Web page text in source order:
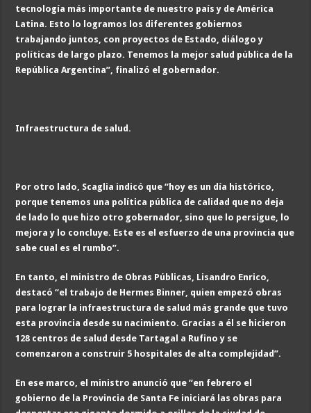
tecnología más importante de nuestro país y de América
Latina. Esto lo logramos los diferentes gobiernos
trabajando juntos, con proyectos de Estado, diálogo y
políticas de largo plazo. Tenemos la mejor salud pública de la
República Argentina”, finalizó el gobernador.
Infraestructura de salud.
Por otro lado, Scaglia indicó que “hoy es un día histórico,
porque tenemos una política pública de calidad que no deja
de lado lo que hizo otro gobernador, sino que lo persigue, lo
mejora y lo concluye. Este es el esfuerzo de una provincia que
sabe cual es el rumbo”.
En tanto, el ministro de Obras Públicas, Lisandro Enrico,
destacó “el trabajo de Hermes Binner, quien empezó obras
para lograr la infraestructura de salud más grande que tuvo
esta provincia desde su nacimiento. Gracias a él se hicieron
128 centros de salud desde Tartagal a Rufino y se
comenzaron a construir 5 hospitales de alta complejidad”.
En ese marco, el ministro anunció que “en febrero el
gobierno de la Provincia de Santa Fe iniciará las obras para